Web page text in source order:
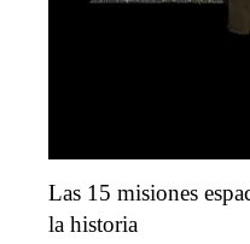
Las 15 misiones
la historia